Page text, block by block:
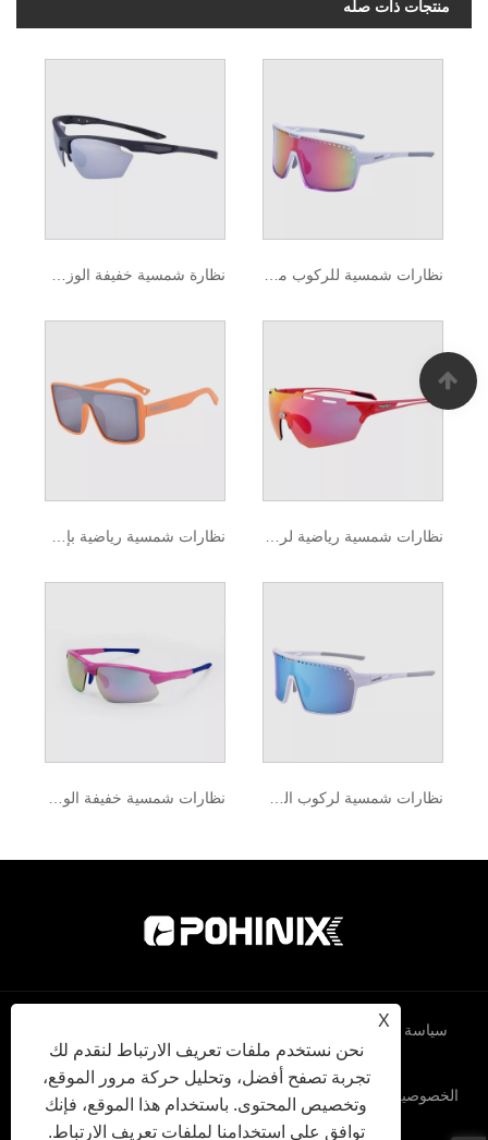
منتجات ذات صله
نظارة شمسية خفيفة الوزن ركوب الكربون نظارات شمسية للركوب مع دروع جانبية قابلة للتبديل
نظارات شمسية رياضية بإطار TR90 مقاومة للرياح نظارات شمسية رياضية لركوب الدراجات مقاومة للرياح من قطعة واحدة
نظارات شمسية لركوب الدراجات الجبلية للرجال والنساء
X
نحن نستخدم ملفات تعريف الارتباط لنقدم لك
تجربة تصفح أفضل، وتحليل حركة مرور الموقع،
وتخصيص المحتوى. باستخدام هذا الموقع، فإنك
توافق على استخدامنا لملفات تعريف الارتباط.
سياسة
الخصوصية